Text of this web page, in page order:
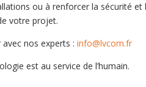
ou à renforcer la sécurité
votre projet.
avec nos experts :info@lvcom.fr
est au service de l’humain.